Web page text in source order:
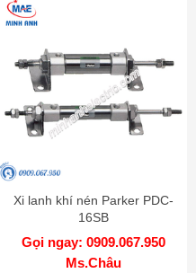
Xi lanh khí nén Parker PDC-
16SB
Gọi ngay: 0909.067.950
Ms.Châu